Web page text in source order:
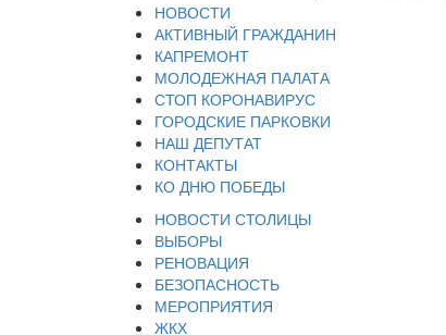
НОВОСТИ
АКТИВНЫЙ ГРАЖДАНИН
КАПРЕМОНТ
МОЛОДЕЖНАЯ ПАЛАТА
СТОП КОРОНАВИРУС
ГОРОДСКИЕ ПАРКОВКИ
НАШ ДЕПУТАТ
КОНТАКТЫ
КО ДНЮ ПОБЕДЫ
НОВОСТИ СТОЛИЦЫ
ВЫБОРЫ
РЕНОВАЦИЯ
БЕЗОПАСНОСТЬ
МЕРОПРИЯТИЯ
ЖКХ